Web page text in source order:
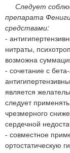
Следует
препарата
средствами:
-
нитраты,
возможна
- сочетание с
является
следует
чрезмерного
сердечной
- совместное
ортостатическую